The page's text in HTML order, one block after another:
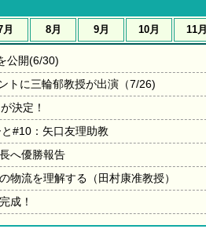
月 8月 9月 10月 11月
公開(6/30)
トに三輪郁教授が出演（7/26)
決定！
#10：矢口友理助教
へ優勝報告
物流を理解する（田村康准教授）
成！